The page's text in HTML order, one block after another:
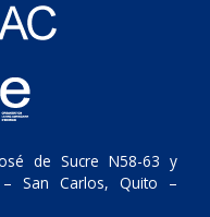
de Sucre N58-63 y
– San Carlos, Quito –